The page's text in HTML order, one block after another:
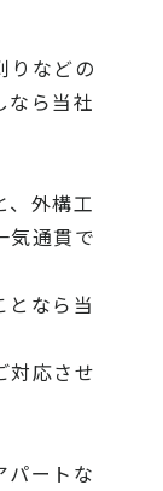
りなどの
なら当社
外構工
気通貫で
となら当
対応させ
パートな